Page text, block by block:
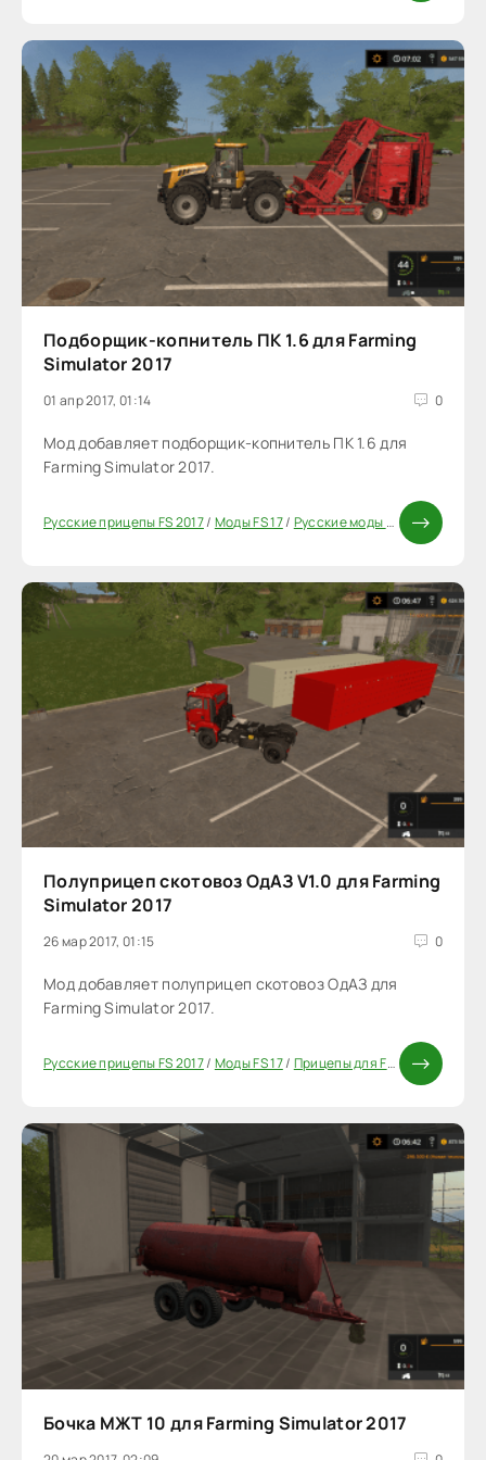
Подборщик-копнитель ПК 1.6 для Farming
Simulator 2017
01 апр 2017, 01:14 0
Мод добавляет подборщик-копнитель ПК 1.6 для
Farming Simulator 2017.
Русские прицепы FS 2017/ Моды FS 17/ Русские моды для FS 17 /
Полуприцеп скотовоз ОдАЗ V1.0 для Farming
Simulator 2017
26 мар 2017, 01:15 0
Мод добавляет полуприцеп скотовоз ОдАЗ для
Farming Simulator 2017.
Русские прицепы FS 2017/ Моды FS 17/ Прицепы для FS 17 /Моды ФС
Бочка МЖТ 10 для Farming Simulator 2017